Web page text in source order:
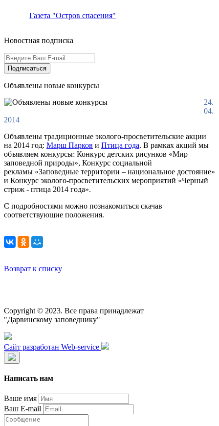
Газета "Остров спасения"
Новостная подписка
Подписаться
Объявлены новые конкурсы
24.
04.
2014
Объявлены традиционные эколого-просветительские акции
на 2014 год: Марш Парков и Птица года. В рамках акций мы
объявляем конкурсы: Конкурс детских рисунков «Мир
заповедной природы», Конкурс социальной
рекламы «Заповедные территории – национальное достояние»
и Конкурс эколого-просветительских мероприятий «Черный
стриж - птица 2014 года».
С подробностями можно познакомиться скачав
соответствующие положения.
Возврат к списку
Copyright © 2023. Все права принадлежат
"Дарвинскому заповеднику"
Сайт разработан Web-service
Написать нам
Ваше имя
Ваш E-mail